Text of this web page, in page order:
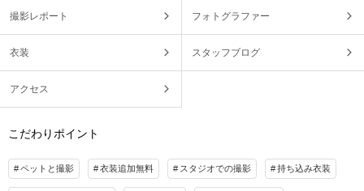
撮影レポート フォトグラファー
衣装 スタッフブログ
アクセス
こだわりポイント
ペットと撮影 衣装追加無料 スタジオでの撮影 持ち込み衣装